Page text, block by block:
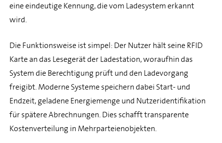
eine eindeutige Kennung, die vom Ladesystem erkannt
wird.
Die Funktionsweise ist simpel: Der Nutzer hält seine RFID
Karte an das Lesegerät der Ladestation, woraufhin das
System die Berechtigung prüft und den Ladevorgang
freigibt. Moderne Systeme speichern dabei Start- und
Endzeit, geladene Energiemenge und Nutzeridentifikation
für spätere Abrechnungen. Dies schafft transparente
Kostenverteilung in Mehrparteienobjekten.